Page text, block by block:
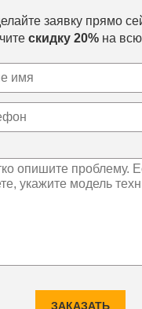
заявку прямо
скидку 20% на
ЗАКАЗАТЬ